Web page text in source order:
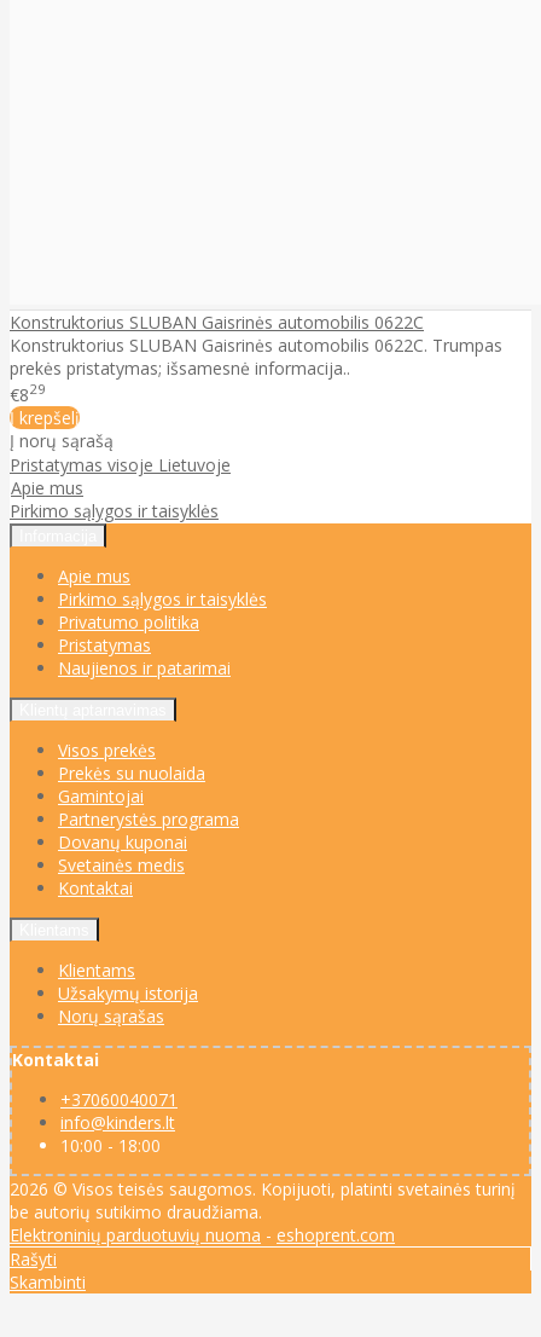
Konstruktorius SLUBAN Gaisrinės automobilis 0622C
Konstruktorius SLUBAN Gaisrinės automobilis 0622C. Trumpas
prekės pristatymas; išsamesnė informacija..
€829
Į krepšelį
Į norų sąrašą
Pristatymas visoje Lietuvoje
Apie mus
Pirkimo sąlygos ir taisyklės
Apie mus
Pirkimo sąlygos ir taisyklės
Privatumo politika
Pristatymas
Naujienos ir patarimai
Visos prekės
Prekės su nuolaida
Gamintojai
Partnerystės programa
Dovanų kuponai
Svetainės medis
Kontaktai
Klientams
Užsakymų istorija
Norų sąrašas
Kontaktai
+37060040071
info@kinders.lt
10:00 - 18:00
2026 © Visos teisės saugomos. Kopijuoti, platinti svetainės turinį
be autorių sutikimo draudžiama.
Elektroninių parduotuvių nuoma - eshoprent.com
Rašyti
Skambinti